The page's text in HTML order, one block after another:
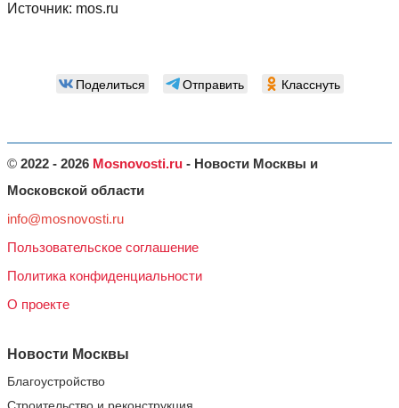
Источник: mos.ru
Поделиться Отправить Класснуть
© 2022 - 2026 Mosnovosti.ru - Новости Москвы и
Московской области
info@mosnovosti.ru
Пользовательское соглашение
Политика конфиденциальности
О проекте
Новости Москвы
Благоустройство